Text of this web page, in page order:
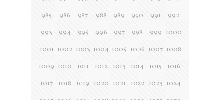
985
986 987 988 989 990 991
992
993
994 995 996 997 998 999
1000
1001 1002 1003 1004 1005 1006 1007 1008
1009 1010 1011 1012 1013 1014 1015
1016
1017
1018 1019 1020 1021 1022 1023 1024